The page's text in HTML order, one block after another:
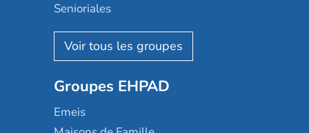
Senioriales
Nohée
Les Résidentiels
Mobicap
Domusvi
Happy Senior
Groupes EHPAD
Emeis